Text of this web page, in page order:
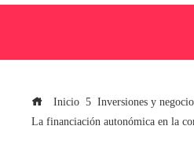
Inicio
Inversiones y
La financiación autonómica en la